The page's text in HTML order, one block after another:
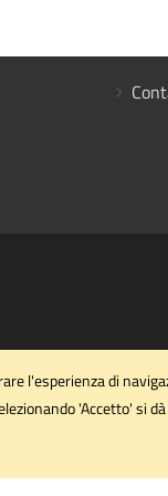
l'esperienza di
'Accetto'